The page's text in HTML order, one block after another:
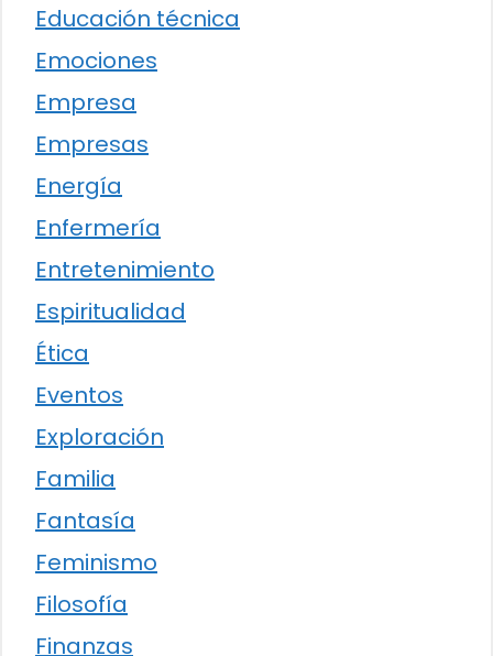
Educación técnica
Emociones
Empresa
Empresas
Energía
Enfermería
Entretenimiento
Espiritualidad
Ética
Eventos
Exploración
Familia
Fantasía
Feminismo
Filosofía
Finanzas